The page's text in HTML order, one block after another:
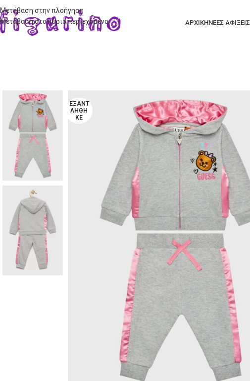
Μετάβαση στην πλοήγηση
Μετάβαση στο κύριο περιεχόμενο
ΑΡΧΙΚΗΝΕΕΣ ΑΦΙΞΕΙΣ
ΕΞΑΝΤ
ΛΉΘΗ
ΚΕ